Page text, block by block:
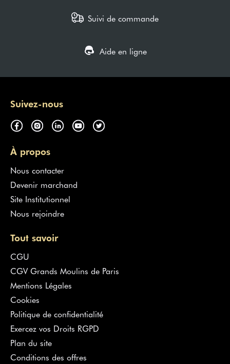
Suivi de commande
Aide en ligne
Suivez-nous
À propos
Nous contacter
Devenir marchand
Site Institutionnel
Nous rejoindre
Tout savoir
CGU
CGV Grands Moulins de Paris
Mentions Légales
Cookies
Politique de confidentialité
Exercez vos Droits RGPD
Plan du site
Conditions des offres